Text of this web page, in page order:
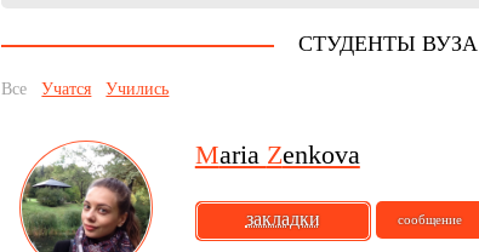
СТУДЕНТЫ ВУЗА
Все Учатся Учились
Maria Zenkova
закладки сообщение